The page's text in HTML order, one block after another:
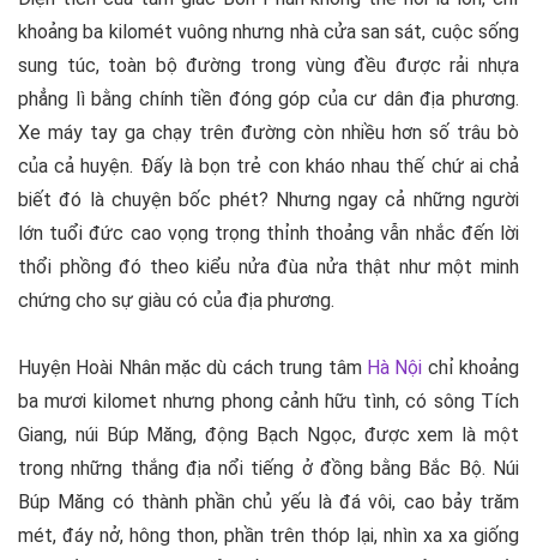
khoảng ba kilomét vuông nhưng nhà cửa san sát, cuộc sống
sung túc, toàn bộ đường trong vùng đều được rải nhựa
phẳng lì bằng chính tiền đóng góp của cư dân địa phương.
Xe máy tay ga chạy trên đường còn nhiều hơn số trâu bò
của cả huyện. Đấy là bọn trẻ con kháo nhau thế chứ ai chả
biết đó là chuyện bốc phét? Nhưng ngay cả những người
lớn tuổi đức cao vọng trọng thỉnh thoảng vẫn nhắc đến lời
thổi phồng đó theo kiểu nửa đùa nửa thật như một minh
chứng cho sự giàu có của địa phương.
Huyện Hoài Nhân mặc dù cách trung tâm Hà Nội chỉ khoảng
ba mươi kilomet nhưng phong cảnh hữu tình, có sông Tích
Giang, núi Búp Măng, động Bạch Ngọc, được xem là một
trong những thắng địa nổi tiếng ở đồng bằng Bắc Bộ. Núi
Búp Măng có thành phần chủ yếu là đá vôi, cao bảy trăm
mét, đáy nở, hông thon, phần trên thóp lại, nhìn xa xa giống